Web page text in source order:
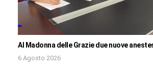
Al Madonna delle Grazie due nuove
6 Agosto 2026